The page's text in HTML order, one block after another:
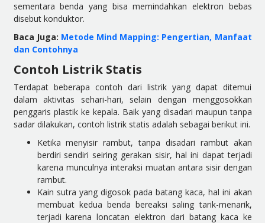
sementara benda yang bisa memindahkan elektron bebas
disebut konduktor.
Baca Juga: Metode Mind Mapping: Pengertian, Manfaat
dan Contohnya
Contoh Listrik Statis
Terdapat beberapa contoh dari listrik yang dapat ditemui
dalam aktivitas sehari-hari, selain dengan menggosokkan
penggaris plastik ke kepala. Baik yang disadari maupun tanpa
sadar dilakukan, contoh listrik statis adalah sebagai berikut ini.
Ketika menyisir rambut, tanpa disadari rambut akan
berdiri sendiri seiring gerakan sisir, hal ini dapat terjadi
karena munculnya interaksi muatan antara sisir dengan
rambut.
Kain sutra yang digosok pada batang kaca, hal ini akan
membuat kedua benda bereaksi saling tarik-menarik,
terjadi karena loncatan elektron dari batang kaca ke